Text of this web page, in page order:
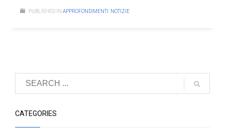
PUBLISHED IN APPROFONDIMENTI NOTIZIE
CATEGORIES